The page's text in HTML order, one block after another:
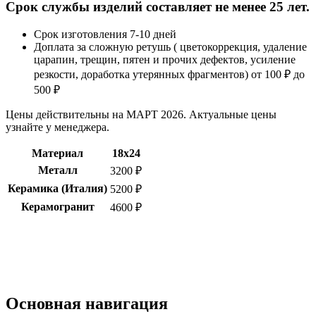
Срок службы изделий составляет не менее 25 лет.
Срок изготовления 7-10 дней
Доплата за сложную ретушь ( цветокоррекция, удаление
царапин, трещин, пятен и прочих дефектов, усиление
резкости, доработка утерянных фрагментов) от 100 ₽ до
500 ₽
Цены действительны на МАРТ 2026. Актуальные цены
узнайте у менеджера.
Материал
18х24
Металл
3200 ₽
Керамика (Италия) 5200 ₽
Керамогранит
4600 ₽
Основная навигация